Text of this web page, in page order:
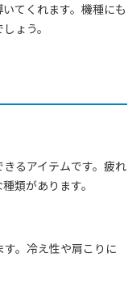
てくれます。機種にも
ょう。
るアイテムです。疲れ
類があります。
。冷え性や肩こりに